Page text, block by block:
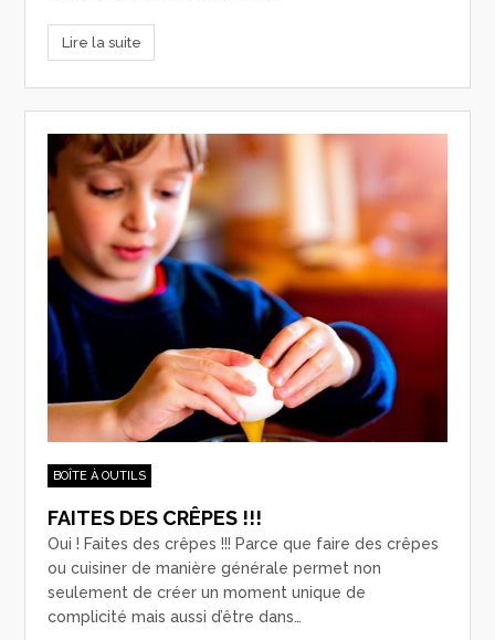
Lire la suite
BOÎTE À OUTILS
FAITES DES CRÊPES !!!
Oui ! Faites des crêpes !!! Parce que faire des crêpes
ou cuisiner de manière générale permet non
seulement de créer un moment unique de
complicité mais aussi d’être dans…